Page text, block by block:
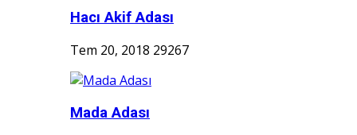
Hacı Akif Adası
Tem 20, 2018 29267
Mada Adası